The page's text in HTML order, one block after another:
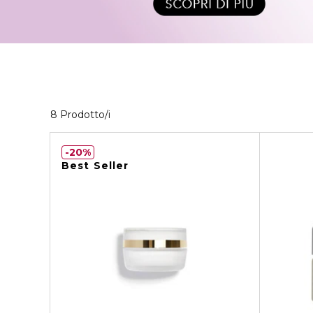
8 Prodotto/i
Best Seller
20%